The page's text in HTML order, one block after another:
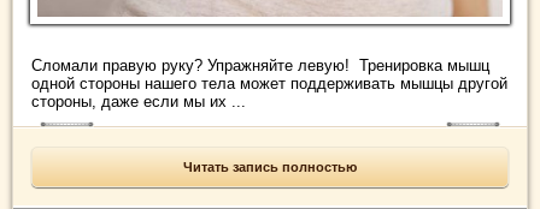
Сломали правую руку? Упражняйте левую! Тренировка мышц
одной стороны нашего тела может поддерживать мышцы другой
стороны, даже если мы их ...
Читать запись полностью